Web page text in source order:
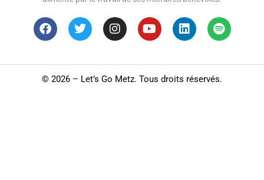
© 2026 – Let’s Go Metz. Tous droits réservés.